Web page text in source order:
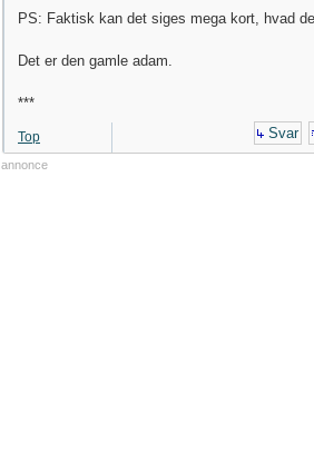
PS: Faktisk kan det siges mega kort, hvad
Det er den gamle adam.
***
Top Svar
annonce